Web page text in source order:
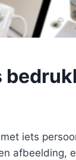
iets
afbeelding,